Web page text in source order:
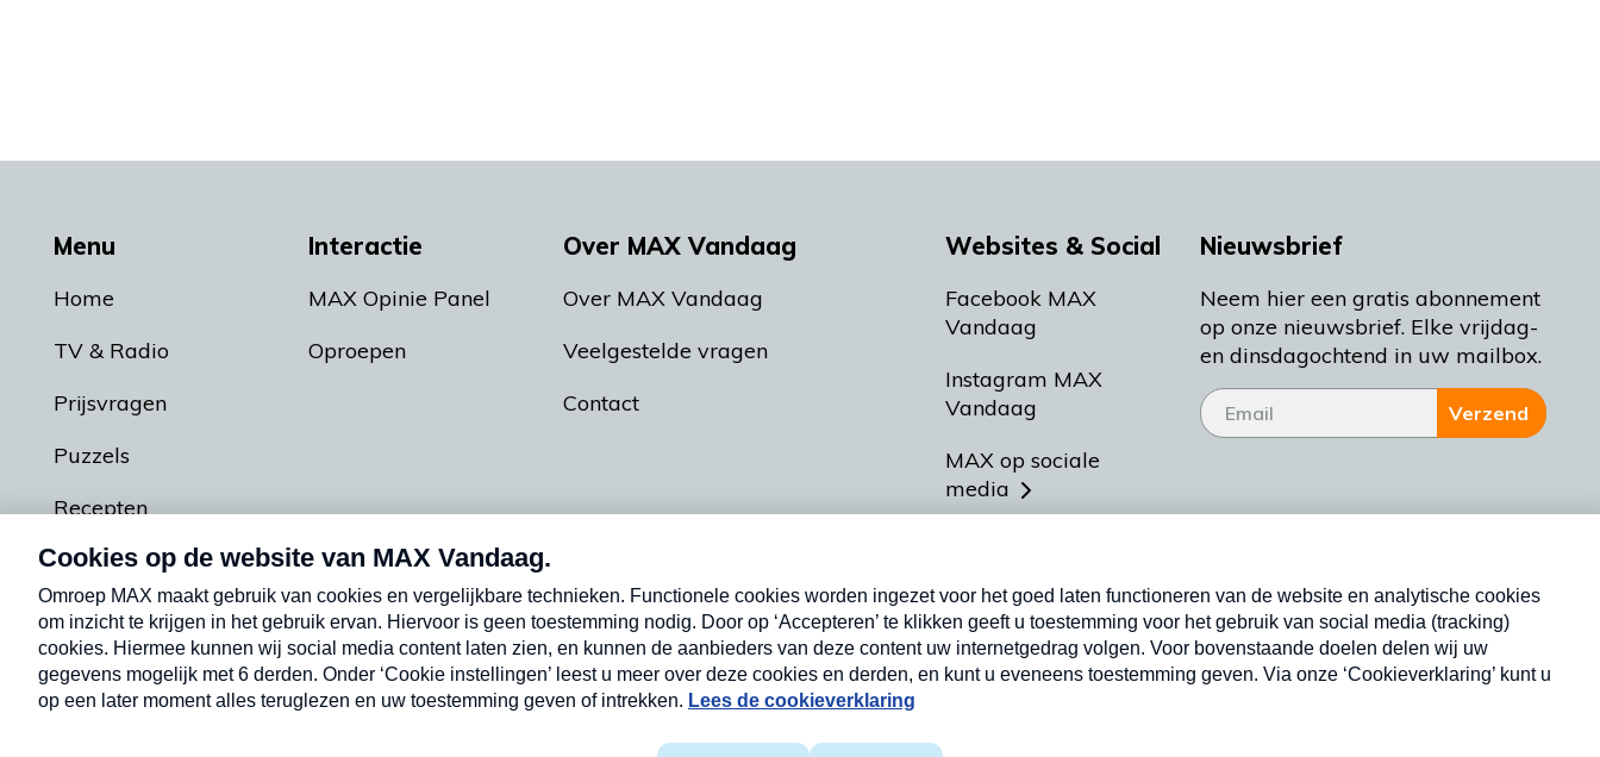
Menu
Home
TV & Radio
Prijsvragen
Puzzels
Recepten
Podcasts
Interactie
MAX Opinie Panel
Oproepen
Over MAX Vandaag
Over MAX Vandaag
Veelgestelde vragen
Contact
Websites & Social
Facebook MAX
Vandaag
Instagram MAX
Vandaag
MAX op sociale
media
Meldpunt Actueel
Heel Holland Bakt
Nieuwsbrief
Neem hier een gratis abonnement
op onze nieuwsbrief. Elke vrijdag-
en dinsdagochtend in uw mailbox.
Verzend
Nieuwsbrief
Neem hier een gratis abonnement op onze